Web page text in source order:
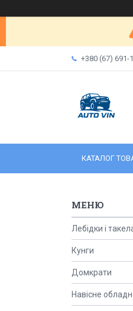
+380 (67) 691-
КАТАЛОГ
Лебідки і
Кунги
Домкрати
Навісне